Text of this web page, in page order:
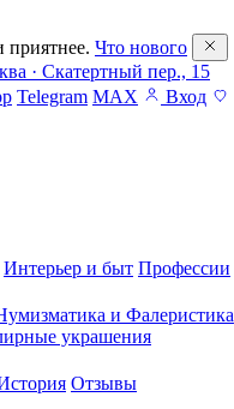
Что нового
· Скатертный пер., 15
Telegram MAX Вход
Интерьер и быт Профессии
и Фалеристика
украшения
Отзывы